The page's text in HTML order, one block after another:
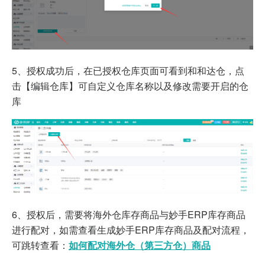
5、授权成功后，在已授权仓库页面可看到和和达仓，点
击【编辑仓库】可自定义仓库名称以及修改需要开启的仓
库
6、授权后，需要将海外仓库存商品与妙手ERP库存商品
进行配对，如需查看生成妙手ERP库存商品及配对流程，
可跳转查看： 如何配对海外仓（第三方仓）商品